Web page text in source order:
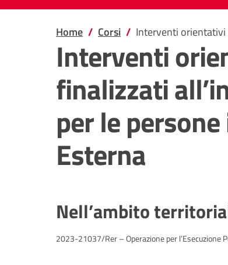
Home Corsi Interventi orientativi
Interventi
finalizzati
per le
Esterna
Nell’ambito
2023-21037/Rer – Operazione per l’Esecuzione